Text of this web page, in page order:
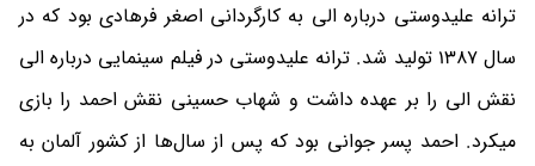
ترانه علیدوستی درباره الی به کارگردانی اصغر فرهادی بود که در
سال 1387 تولید شد. ترانه علیدوستی در فیلم سینمایی درباره الی
نقش الی را بر عهده داشت و شهاب حسینی نقش احمد را بازی
میکرد. احمد پسر جوانی بود که پس از سال‌ها از کشور آلمان به